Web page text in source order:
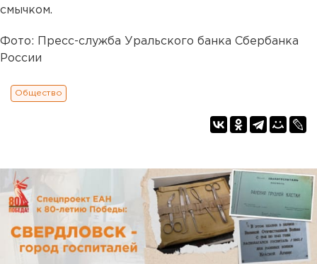
смычком.
Фото: Пресс-служба Уральского банка Сбербанка
России
Общество